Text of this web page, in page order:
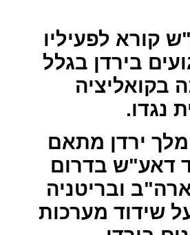
קורא לפעיליו
בירדן בגלל
בקואליציה
נגדו.
ירדן מתאם
דאע"ש בדרום
ובריטניה
שידוד מערכות